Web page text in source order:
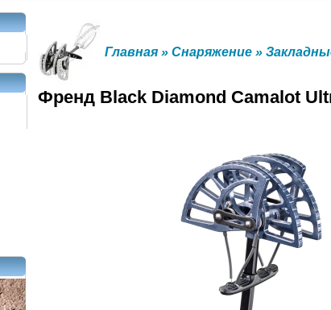
Главная » Снаряжение »
Френд Black Diamond Camalot